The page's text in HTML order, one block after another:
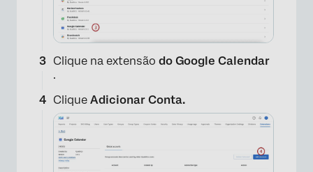
Clique na extensão do Google Calendar
.
Clique Adicionar Conta.